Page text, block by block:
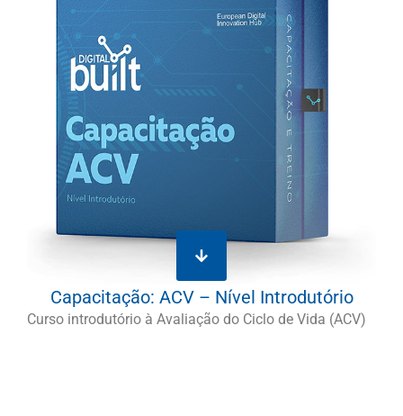
Capacitação: ACV – Nível Introdutório
Curso introdutório à Avaliação do Ciclo de Vida (ACV)